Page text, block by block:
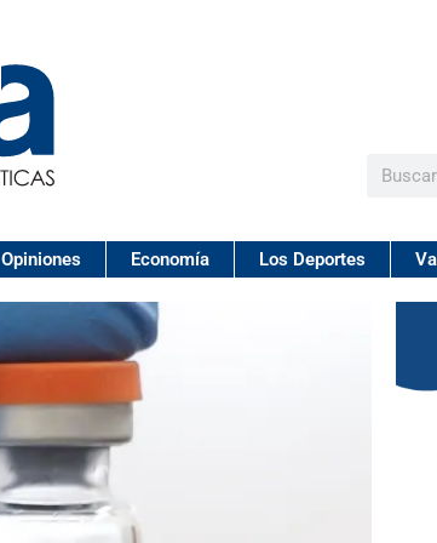
Buscar
Opiniones Economía Los Deportes